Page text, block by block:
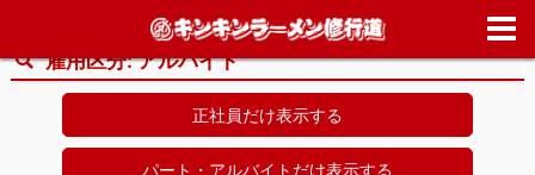
求人情報>アルバイト
雇用区分:アルバイト
正社員だけ表示する
パート・アルバイトだけ表示する